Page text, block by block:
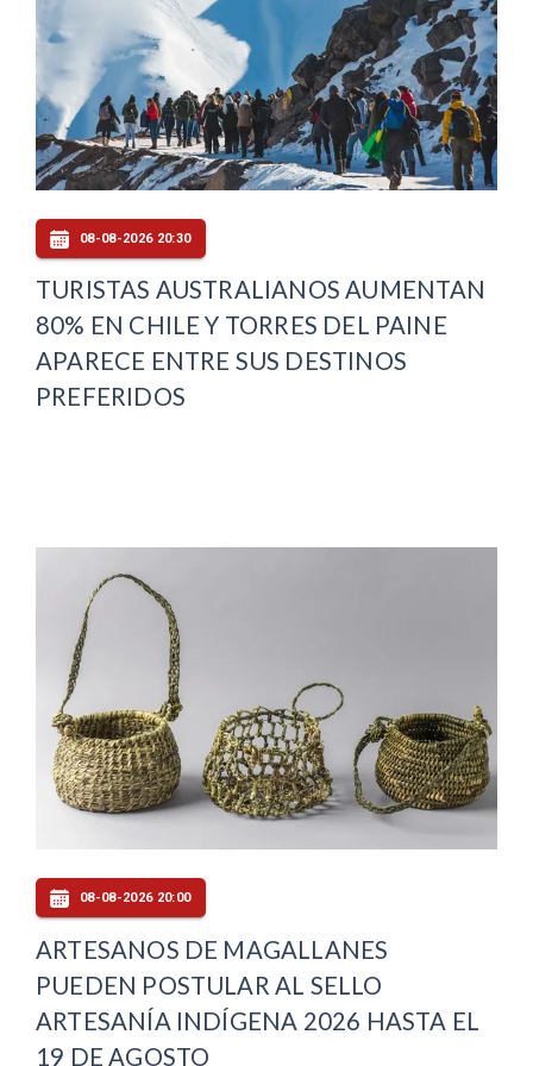
08-08-2026 20:30
TURISTAS AUSTRALIANOS AUMENTAN
80% EN CHILE Y TORRES DEL PAINE
APARECE ENTRE SUS DESTINOS
PREFERIDOS
08-08-2026 20:00
ARTESANOS DE MAGALLANES
PUEDEN POSTULAR AL SELLO
ARTESANÍA INDÍGENA 2026 HASTA EL
19 DE AGOSTO